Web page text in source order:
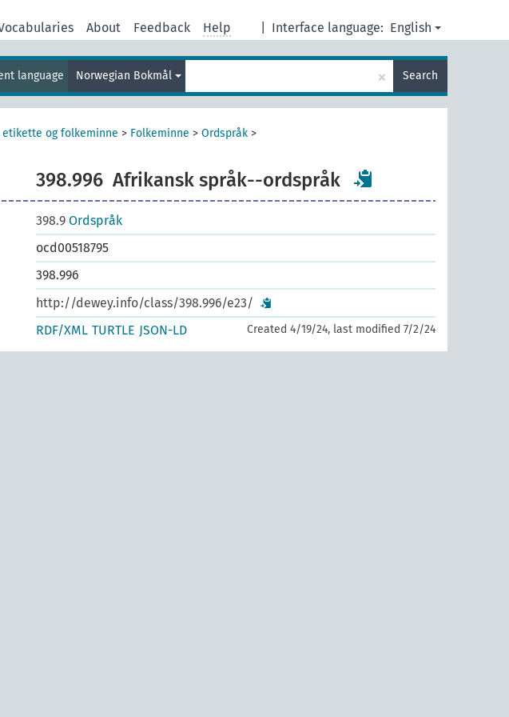
Interface language: English
About Feedback Help
language Norwegian Bokmål × Search
etikette og folkeminne > Folkeminne > Ordspråk >
398.996 Afrikansk språk--ordspråk
398.9 Ordspråk
ocd00518795
398.996
http://dewey.info/class/398.996/e23/
RDF/XML TURTLE JSON-LD Created 4/19/24, last modified 7/2/24